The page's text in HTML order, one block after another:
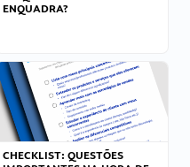
ENQUADRA?
CHECKLIST: QUESTÕES